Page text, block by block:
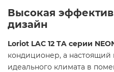
Высокая
дизайн
Loriot LAC 12 TA серии
кондиционер, а
идеального климата в